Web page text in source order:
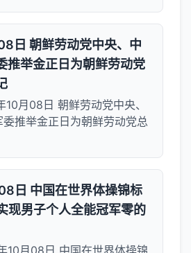
日 朝鲜劳动党中央、中
推举金正日为朝鲜劳动党
10月08日 朝鲜劳动党中央、
委推举金正日为朝鲜劳动党总
日 中国在世界体操锦标
现男子个人全能冠军零的
10月08日 中国在世界体操锦